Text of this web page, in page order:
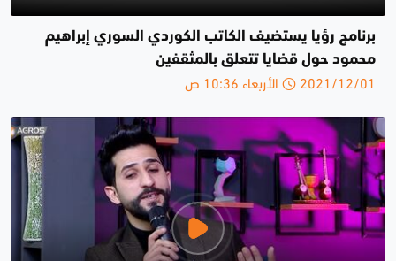
برنامج رؤيا يستضيف الكاتب الكوردي السوري إبراهيم
محمود حول قضايا تتعلق بالمثقفين
2021/12/01 الأربعاء 10:36 ص